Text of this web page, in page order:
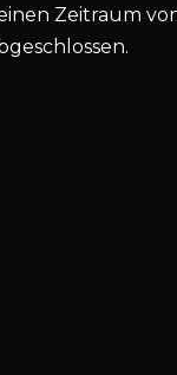
Zeitraum